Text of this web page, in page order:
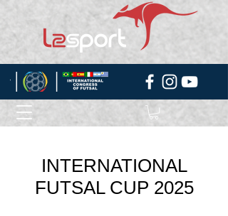
INTERNATIONAL
FUTSAL CUP 2025